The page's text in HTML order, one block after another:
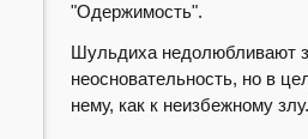
"Одержимость".
Шульдиха недолюбливают
неосновательность, но в
нему, как к неизбежному злу.